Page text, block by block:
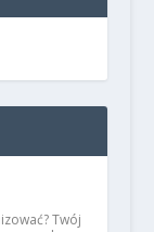
Twój